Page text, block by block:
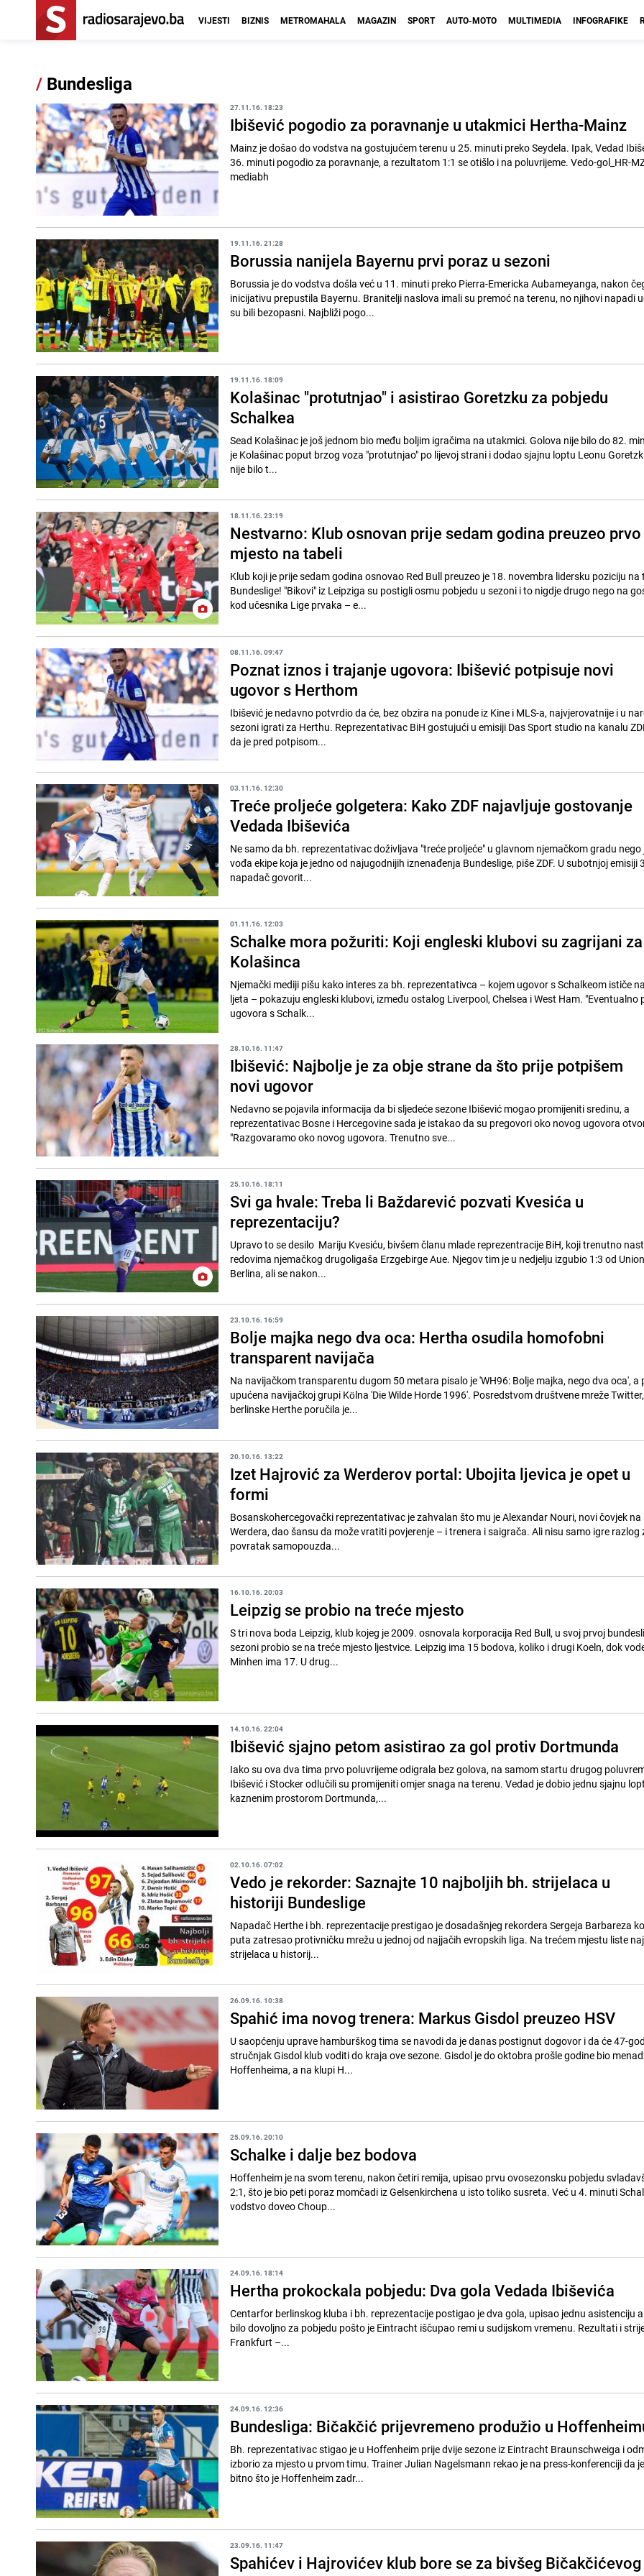
VIJESTI BIZNIS METROMAHALA MAGAZIN SPORT AUTO-MOTO MULTIMEDIA INFOGRAFIKE
/ Bundesliga
27.11.16. 18:23
Ibišević pogodio za poravnanje u utakmici Hertha-Mainz
Mainz je došao do vodstva na gostujućem terenu u 25. minuti preko Seydela. Ipak, Vedad
36. minuti pogodio za poravnanje, a rezultatom 1:1 se otišlo i na poluvrijeme. Vedo-gol_HR-
mediabh
19.11.16. 21:28
Borussia nanijela Bayernu prvi poraz u sezoni
Borussia je do vodstva došla već u 11. minuti preko Pierra-Emericka Aubameyanga, nakon
inicijativu prepustila Bayernu. Branitelji naslova imali su premoć na terenu, no njihovi napadi
su bili bezopasni. Najbliži pogo...
19.11.16. 18:09
Kolašinac "protutnjao" i asistirao Goretzku za pobjedu
Schalkea
Sead Kolašinac je još jednom bio među boljim igračima na utakmici. Golova nije bilo do 82.
je Kolašinac poput brzog voza "protutnjao" po lijevoj strani i dodao sjajnu loptu Leonu
nije bilo t...
18.11.16. 23:19
Nestvarno: Klub osnovan prije sedam godina preuzeo prvo
mjesto na tabeli
Klub koji je prije sedam godina osnovao Red Bull preuzeo je 18. novembra lidersku poziciju na
Bundeslige! "Bikovi" iz Leipziga su postigli osmu pobjedu u sezoni i to nigdje drugo nego na
kod učesnika Lige prvaka – e...
08.11.16. 09:47
Poznat iznos i trajanje ugovora: Ibišević potpisuje novi
ugovor s Herthom
Ibišević je nedavno potvrdio da će, bez obzira na ponude iz Kine i MLS-a, najvjerovatnije i u
sezoni igrati za Herthu. Reprezentativac BiH gostujući u emisiji Das Sport studio na kanalu
da je pred potpisom...
03.11.16. 12:30
Treće proljeće golgetera: Kako ZDF najavljuje gostovanje
Vedada Ibiševića
Ne samo da bh. reprezentativac doživljava "treće proljeće" u glavnom njemačkom gradu nego
vođa ekipe koja je jedno od najugodnijih iznenađenja Bundeslige, piše ZDF. U subotnjoj emisiji
napadač govorit...
01.11.16. 12:03
Schalke mora požuriti: Koji engleski klubovi su zagrijani za
Kolašinca
Njemački mediji pišu kako interes za bh. reprezentativca – kojem ugovor s Schalkeom ističe
ljeta – pokazuju engleski klubovi, između ostalog Liverpool, Chelsea i West Ham. "Eventualno
ugovora s Schalk...
28.10.16. 11:47
Ibišević: Najbolje je za obje strane da što prije potpišem
novi ugovor
Nedavno se pojavila informacija da bi sljedeće sezone Ibišević mogao promijeniti sredinu, a
reprezentativac Bosne i Hercegovine sada je istakao da su pregovori oko novog ugovora
"Razgovaramo oko novog ugovora. Trenutno sve...
25.10.16. 18:11
Svi ga hvale: Treba li Baždarević pozvati Kvesića u
reprezentaciju?
Upravo to se desilo Mariju Kvesiću, bivšem članu mlade reprezentracije BiH, koji trenutno
redovima njemačkog drugoligaša Erzgebirge Aue. Njegov tim je u nedjelju izgubio 1:3 od
Berlina, ali se nakon...
23.10.16. 16:59
Bolje majka nego dva oca: Hertha osudila homofobni
transparent navijača
Na navijačkom transparentu dugom 50 metara pisalo je 'WH96: Bolje majka, nego dva oca', a
upućena navijačkoj grupi Kölna 'Die Wilde Horde 1996'. Posredstvom društvene mreže
berlinske Herthe poručila je...
20.10.16. 13:22
Izet Hajrović za Werderov portal: Ubojita ljevica je opet u
formi
Bosanskohercegovački reprezentativac je zahvalan što mu je Alexandar Nouri, novi čovjek na
Werdera, dao šansu da može vratiti povjerenje – i trenera i saigrača. Ali nisu samo igre razlog
povratak samopouzda...
16.10.16. 20:03
Leipzig se probio na treće mjesto
S tri nova boda Leipzig, klub kojeg je 2009. osnovala korporacija Red Bull, u svoj prvoj
sezoni probio se na treće mjesto ljestvice. Leipzig ima 15 bodova, koliko i drugi Koeln, dok
Minhen ima 17. U drug...
14.10.16. 22:04
Ibišević sjajno petom asistirao za gol protiv Dortmunda
Iako su ova dva tima prvo poluvrijeme odigrala bez golova, na samom startu drugog
Ibišević i Stocker odlučili su promijeniti omjer snaga na terenu. Vedad je dobio jednu sjajnu
kaznenim prostorom Dortmunda,...
02.10.16. 07:02
Vedo je rekorder: Saznajte 10 najboljih bh. strijelaca u
historiji Bundeslige
Napadač Herthe i bh. reprezentacije prestigao je dosadašnjeg rekordera Sergeja Barbareza
puta zatresao protivničku mrežu u jednoj od najjačih evropskih liga. Na trećem mjestu liste
strijelaca u historij...
26.09.16. 10:38
Spahić ima novog trenera: Markus Gisdol preuzeo HSV
U saopćenju uprave hamburškog tima se navodi da je danas postignut dogovor i da će 47-
stručnjak Gisdol klub voditi do kraja ove sezone. Gisdol je do oktobra prošle godine bio
Hoffenheima, a na klupi H...
25.09.16. 20:10
Schalke i dalje bez bodova
Hoffenheim je na svom terenu, nakon četiri remija, upisao prvu ovosezonsku pobjedu
2:1, što je bio peti poraz momčadi iz Gelsenkirchena u isto toliko susreta. Već u 4. minuti
vodstvo doveo Choup...
24.09.16. 18:14
Hertha prokockala pobjedu: Dva gola Vedada Ibiševića
Centarfor berlinskog kluba i bh. reprezentacije postigao je dva gola, upisao jednu asistenciju
bilo dovoljno za pobjedu pošto je Eintracht iščupao remi u sudijskom vremenu. Rezultati i
Frankfurt –...
24.09.16. 12:36
Bundesliga: Bičakčić prijevremeno produžio u
Bh. reprezentativac stigao je u Hoffenheim prije dvije sezone iz Eintracht Braunschweiga i
izborio za mjesto u prvom timu. Trainer Julian Nagelsmann rekao je na press-konferenciji da
bitno što je Hoffenheim zadr...
23.09.16. 11:47
Spahićev i Hajrovićev klub bore se za bivšeg Bičakčićevog